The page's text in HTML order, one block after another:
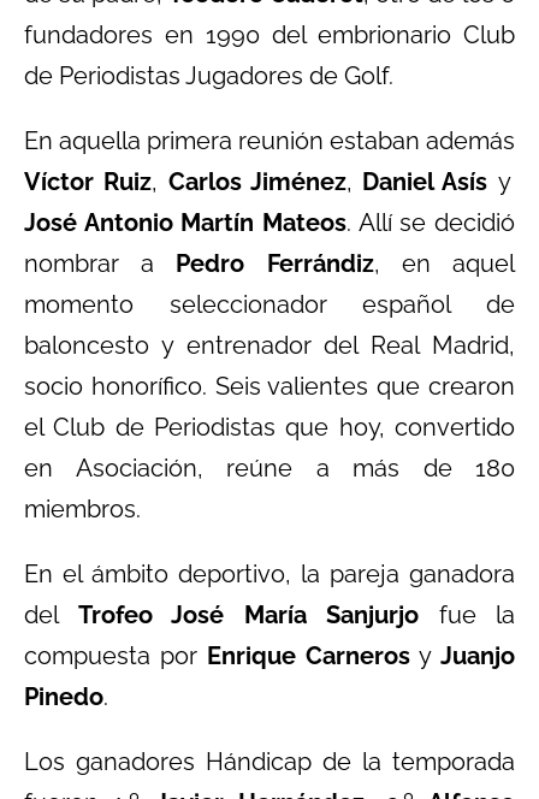
fundadores en 1990 del embrionario Club
de Periodistas Jugadores de Golf.
En aquella primera reunión estaban además
Víctor Ruiz, Carlos Jiménez, Daniel Asís y
José Antonio Martín Mateos. Allí se decidió
nombrar a Pedro Ferrándiz, en aquel
momento seleccionador español de
baloncesto y entrenador del Real Madrid,
socio honorífico. Seis valientes que crearon
el Club de Periodistas que hoy, convertido
en Asociación, reúne a más de 180
miembros.
En el ámbito deportivo, la pareja ganadora
del Trofeo José María Sanjurjo fue la
compuesta por Enrique Carneros y Juanjo
Pinedo.
Los ganadores Hándicap de la temporada